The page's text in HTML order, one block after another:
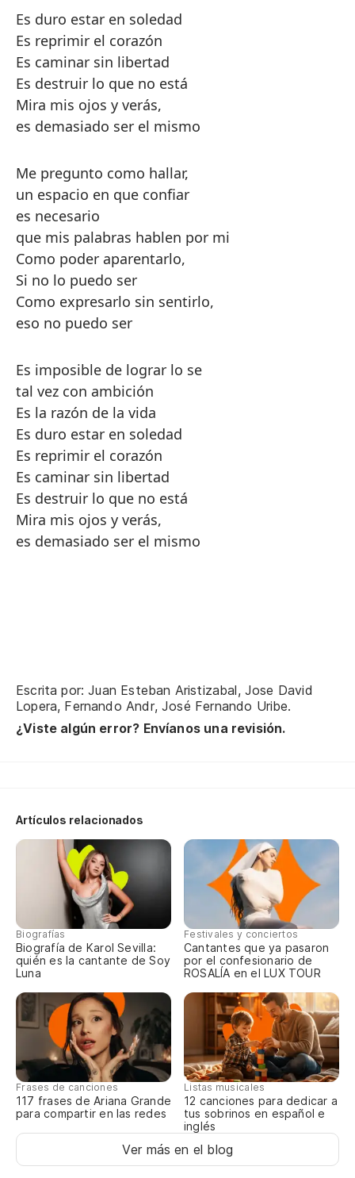
Es duro estar en soledad
Es reprimir el corazón
Es caminar sin libertad
Es destruir lo que no está
Mira mis ojos y verás,
es demasiado ser el mismo
Me pregunto como hallar,
un espacio en que confiar
es necesario
que mis palabras hablen por mi
Como poder aparentarlo,
Si no lo puedo ser
Como expresarlo sin sentirlo,
eso no puedo ser
Es imposible de lograr lo se
tal vez con ambición
Es la razón de la vida
Es duro estar en soledad
Es reprimir el corazón
Es caminar sin libertad
Es destruir lo que no está
Mira mis ojos y verás,
es demasiado ser el mismo
Escrita por: Juan Esteban Aristizabal, Jose David
Lopera, Fernando Andr, José Fernando Uribe.
¿Viste algún error? Envíanos una revisión.
Artículos relacionados
Biografías
Biografía de Karol Sevilla:
quién es la cantante de Soy
Luna
Festivales y conciertos
Cantantes que ya pasaron
por el confesionario de
ROSALÍA en el LUX TOUR
Frases de canciones
117 frases de Ariana Grande
para compartir en las redes
Listas musicales
12 canciones para dedicar a
tus sobrinos en español e
inglés
Ver más en el blog